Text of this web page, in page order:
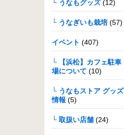
└ うなもグッズ(12)
└ うなぎいも栽培(57)
イベント (407)
└ 【浜松】カフェ駐車
場について (10)
└ うなもストア グッズ
情報 (5)
└ 取扱い店舗 (24)